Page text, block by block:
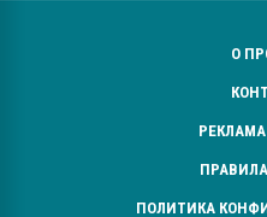
О
ПОЛИТИКА